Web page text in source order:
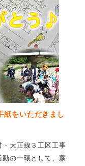
紙をいただきまし
大正線３工区工事
動の一環として、蕨